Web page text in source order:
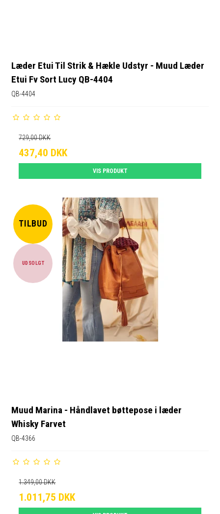
Læder Etui Til Strik & Hækle Udstyr - Muud Læder
Etui Fv Sort Lucy QB-4404
QB-4404
729,00 DKK
437,40 DKK
VIS PRODUKT
TILBUD
UDSOLGT
Muud Marina - Håndlavet bøttepose i læder
Whisky Farvet
QB-4366
1.349,00 DKK
1.011,75 DKK